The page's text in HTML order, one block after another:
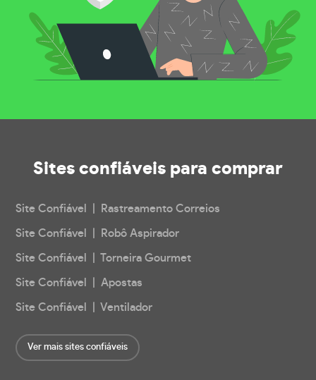
Sites confiáveis para comprar
Site Confiável | Rastreamento Correios
Site Confiável | Robô Aspirador
Site Confiável | Torneira Gourmet
Site Confiável | Apostas
Site Confiável | Ventilador
Ver mais sites confiáveis